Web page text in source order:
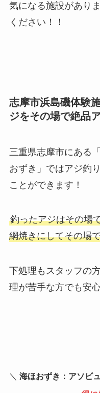
気になる施設があり
ください！！
志摩市浜島磯体験
ジをその場で絶品
三重県志摩市にある
おずき」ではアジ釣
ことができます！
釣ったアジはその場
網焼きにしてその場
下処理もスタッフの
理が苦手な方でも安
＼ 海ほおずき：アソビ